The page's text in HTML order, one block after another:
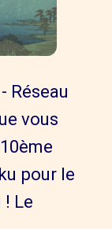
Réseau
vous
pour le
! Le